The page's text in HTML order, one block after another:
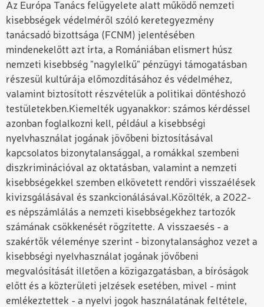
Az Európa Tanács felügyelete alatt működő nemzeti
kisebbségek védelméről szóló keretegyezmény
tanácsadó bizottsága (FCNM) jelentésében
mindenekelőtt azt írta, a Romániában elismert húsz
nemzeti kisebbség "nagylelkű" pénzügyi támogatásban
részesül kultúrája előmozdításához és védelméhez,
valamint biztosított részvételük a politikai döntéshozó
testületekben. Kiemelték ugyanakkor: számos kérdéssel
azonban foglalkozni kell, például a kisebbségi
nyelvhasználat jogának jövőbeni biztosításával
kapcsolatos bizonytalansággal, a romákkal szembeni
diszkriminációval az oktatásban, valamint a nemzeti
kisebbségekkel szemben elkövetett rendőri visszaélések
kivizsgálásával és szankcionálásával. Közölték, a 2022-
es népszámlálás a nemzeti kisebbségekhez tartozók
számának csökkenését rögzítette. A visszaesés - a
szakértők véleménye szerint - bizonytalansághoz vezet a
kisebbségi nyelvhasználat jogának jövőbeni
megvalósítását illetően a közigazgatásban, a bíróságok
előtt és a közterületi jelzések esetében, mivel - mint
emlékeztettek - a nyelvi jogok használatának feltétele,